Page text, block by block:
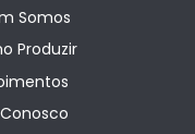
Somos
Produzir